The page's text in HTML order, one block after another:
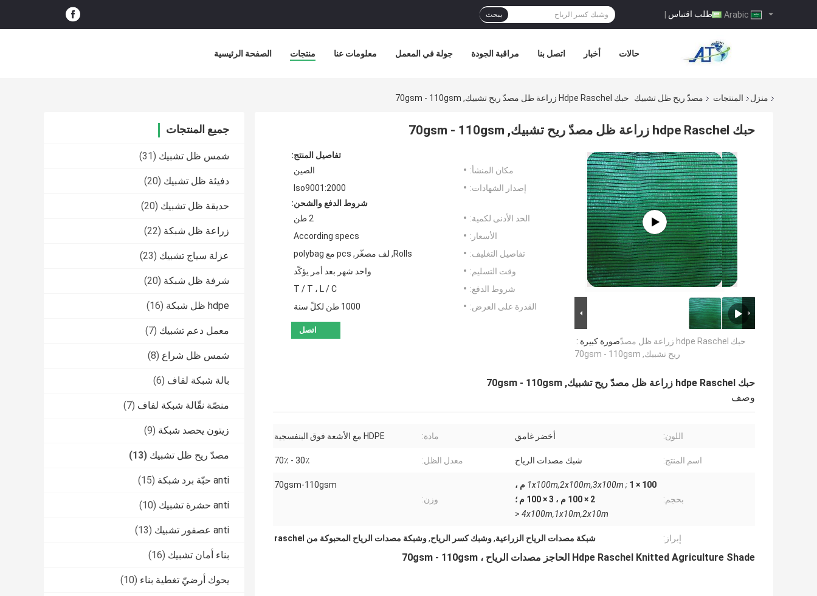
طلب اقتباس | يبحث
الصفحة الرئيسية منتجات معلومات عنا جولة في المعمل مراقبة الجودة اتصل بنا أخبار حالات
منزل المنتجات مصدّ ريح ظل تشبيك حبك Hdpe Raschel زراعة ظل مصدّ ريح تشبيك, 70gsm - 110gsm
جميع المنتجات
شمس ظل تشبيك (31)
دفيئة ظل تشبيك (20)
حديقة ظل تشبيك (20)
زراعة ظل شبكة (22)
عزلة سياج تشبيك (23)
شرفة ظل شبكة (20)
hdpe ظل شبكة (16)
معمل دعم تشبيك (7)
شمس ظل شراع (8)
بالة شبكة لفاف (6)
منصّة نقّالة شبكة لفاف (7)
زيتون يحصد شبكة (9)
مصدّ ريح ظل تشبيك (13)
anti حبّة برد شبكة (15)
anti حشرة تشبيك (10)
anti عصفور تشبيك (13)
بناء أمان تشبيك (16)
يحوك أرضيّ تغطية بناء (10)
حبك hdpe Raschel زراعة ظل مصدّ ريح تشبيك, 70gsm - 110gsm
صورة كبيرة :حبك hdpe Raschel زراعة ظل مصدّ
ريح تشبيك, 70gsm - 110gsm
تفاصيل المنتج:
مكان المنشأ:
الصين
إصدار الشهادات:
Iso9001:2000
شروط الدفع والشحن:
الحد الأدنى لكمية:
2 طن
الأسعار:
According specs
تفاصيل التغليف:
Rolls, لف مصغّر, pcs مع polybag
وقت التسليم:
واحد شهر بعد أمر يؤكّد
شروط الدفع:
T / T ، L / C
القدرة على العرض:
1000 طن لكلّ سنة
اتصل
حبك hdpe Raschel زراعة ظل مصدّ ريح تشبيك, 70gsm - 110gsm
وصف
اللون: أخضر غامق مادة: HDPE مع الأشعة فوق البنفسجية
اسم المنتج: شبك مصدات الرياح معدل الظل: 30٪ - 70٪
بحجم:
1x100m,2x100m,3x100m ; 1 × 100 م ،
2 × 100 م ، 3 × 100 م ؛
4x100m,1x10m,2x10m
<
وزن:
70gsm-110gsm
إبراز: شبكة مصدات الرياح الزراعية,وشبك كسر الرياح,وشبكة مصدات الرياح المحبوكة من raschel
Hdpe Raschel Knitted Agriculture Shade الحاجز مصدات الرياح ، 70gsm - 110gsm